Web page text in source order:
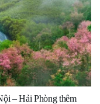
– Hải Phòng thêm